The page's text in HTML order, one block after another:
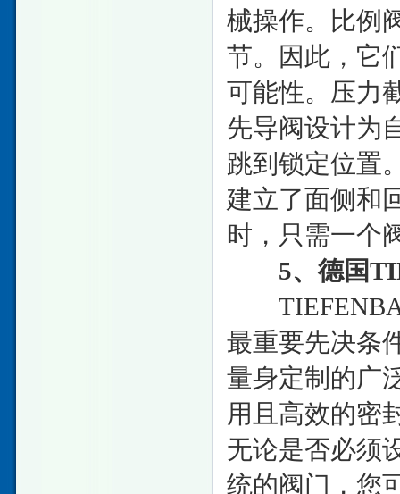
械操作。比例
节。因此，它
可能性。压力
先导阀设计为
跳到锁定位置
建立了面侧和
时，只需一个
5、德国
最重要先决条
量身定制的广
用且高效的密
无论是否必须
统的阀门，您